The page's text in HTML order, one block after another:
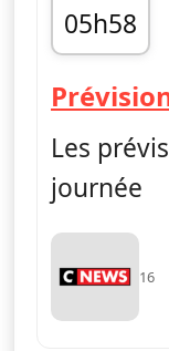
05h58
fin 05h59
Les
journée
16